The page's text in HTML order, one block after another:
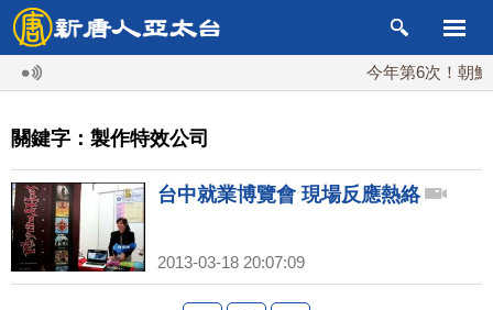
今年第6次！朝鮮
關鍵字：製作特效公司
台中就業博覽會 現場反應熱絡
2013-03-18 20:07:09